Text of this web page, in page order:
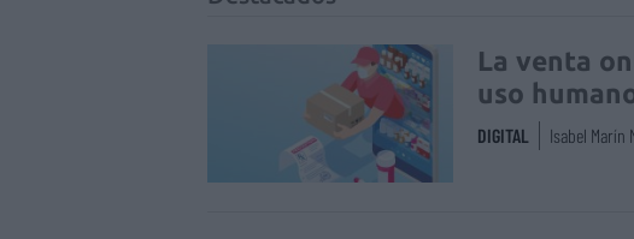
La venta
uso
DIGITAL Isabel Marín